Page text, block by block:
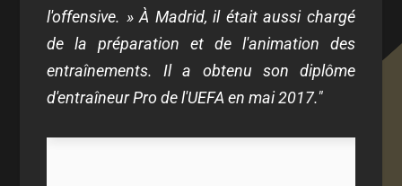
l'offensive. » À Madrid, il était aussi chargé
de la préparation et de l'animation des
entraînements. Il a obtenu son diplôme
d'entraîneur Pro de l'UEFA en mai 2017."